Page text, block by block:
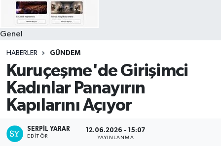
Genel
HABERLER GÜNDEM
Kuruçeşme'de Girişimci
Kadınlar Panayırın
Kapılarını Açıyor
SERPİL YARAR
EDITÖR
12.06.2026 - 15:07
YAYINLANMA